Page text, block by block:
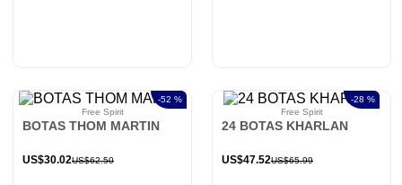
-52 %
Free Spirit
BOTAS THOM MARTIN
US$62.50
US$30.02
-28 %
Free Spirit
24 BOTAS KHARLAN
US$65.99
US$47.52